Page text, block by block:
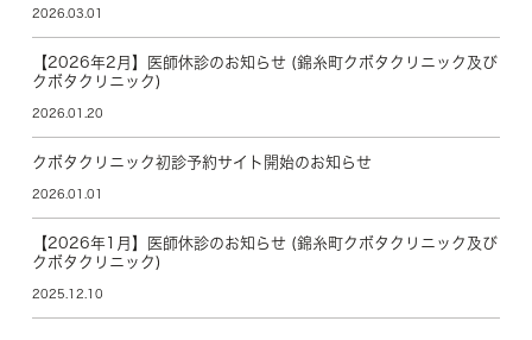
2026.03.01
【2026年2月】医師休診のお知らせ (錦糸町クボタクリニック及び
クボタクリニック)
2026.01.20
クボタクリニック初診予約サイト開始のお知らせ
2026.01.01
【2026年1月】医師休診のお知らせ (錦糸町クボタクリニック及び
クボタクリニック)
2025.12.10